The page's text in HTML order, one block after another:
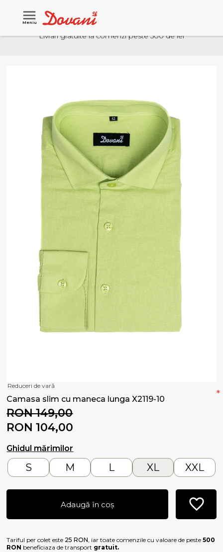
Meniu
Livrari gratuite la comenzi peste 500 de lei
Reduceri de vară
Camasa slim cu maneca lunga X2119-10
RON 149,00
RON 104,00
Ghidul mărimilor
*
S M L XL XXL
Adaugă în coș
Tariful per colet este 25 RON, iar toate comenzile cu valoare de peste500
RON beneficiaza de transport gratuit.